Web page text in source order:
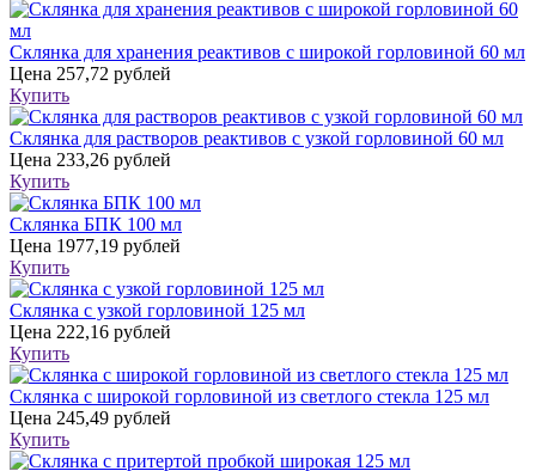
Склянка для хранения реактивов с широкой горловиной 60 мл
Цена 257,72 рублей
Купить
Склянка для растворов реактивов с узкой горловиной 60 мл
Цена 233,26 рублей
Купить
Склянка БПК 100 мл
Цена 1977,19 рублей
Купить
Склянка с узкой горловиной 125 мл
Цена 222,16 рублей
Купить
Склянка с широкой горловиной из светлого стекла 125 мл
Цена 245,49 рублей
Купить